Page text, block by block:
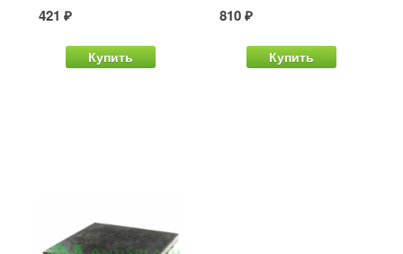
421 ₽
Купить
окрашенный в черный
810 ₽
Купить